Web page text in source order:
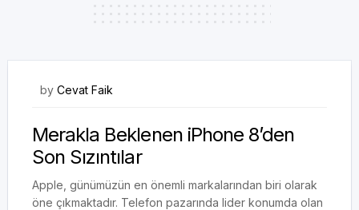
by Cevat Faik
Merakla Beklenen iPhone 8’den
Son Sızıntılar
Apple, günümüzün en önemli markalarından biri olarak
öne çıkmaktadır. Telefon pazarında lider konumda olan